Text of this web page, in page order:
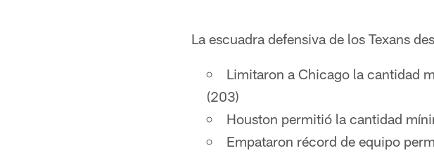
La escuadra defensiva de los Texans
Limitaron a Chicago la cantidad
(203)
Houston permitió la cantidad
Empataron récord de equipo